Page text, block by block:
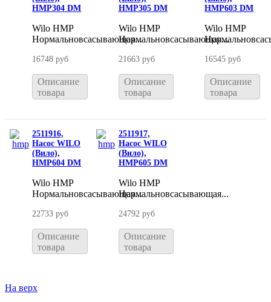
HMP304 DM
Wilo HMP
Нормальновсасывающая...
16748 руб
Описание
товара
HMP305 DM
Wilo HMP
Нормальновсасывающая...
21663 руб
Описание
товара
HMP603 DM
Wilo HMP
16545 руб
Описание
товара
2511916,
Насос WILO
(Вило),
HMP604 DM
Wilo HMP
Нормальновсасывающая...
22733 руб
Описание
товара
2511917,
Насос WILO
(Вило),
HMP605 DM
Wilo HMP
Нормальновсасывающая...
24792 руб
Описание
товара
На верх